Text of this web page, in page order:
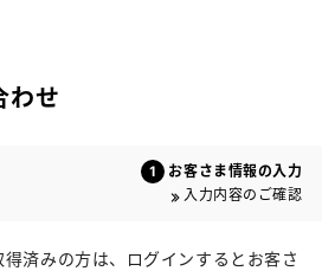
わせ
お客さま情報の入力
入力内容のご確認
得済みの方は、ログインするとお客さ